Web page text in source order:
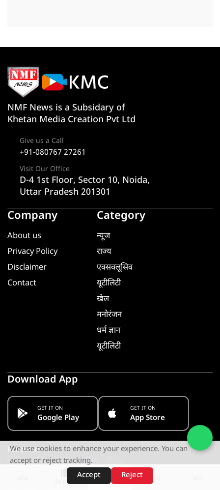
वेब स्टोरीज़
NMF News is a Subsidary of
Khetan Media Creation Pvt Ltd
Give us a Call
+91-080767 27261
Visit Our Office
D-4 1st Floor, Sector 10, Noida,
Uttar Pradesh 201301
Company
About us
Privacy Policy
Disclaimer
Contact
Category
न्यूज
राज्य
एक्सक्लूसिव
यूटीलिटी
खेल
मनोरंजन
धर्म ज्ञान
यूटीलिटी
Download App
GET IT ON
Google Play
GET IT ON
App Store
Follow us
We use cookies to enhance your experience. You can
accept or reject tracking.
Accept
Reject